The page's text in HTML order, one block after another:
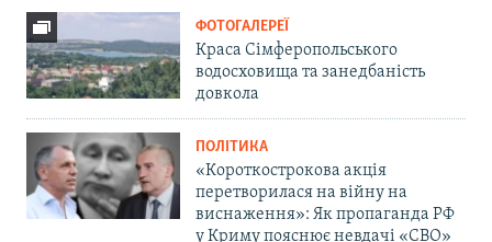
ФОТОГАЛЕРЕЇ
Краса Сімферопольського
водосховища та занедбаність
довкола
ПОЛІТИКА
«Короткострокова акція
перетворилася на війну на
виснаження»: Як пропаганда РФ
у Криму пояснює невдачі «СВО»